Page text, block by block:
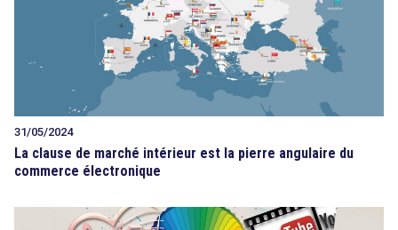
31/05/2024
La clause de marché intérieur est la pierre angulaire du
commerce électronique